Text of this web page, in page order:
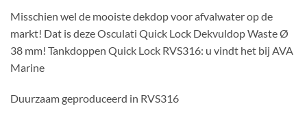
Misschien wel de mooiste dekdop voor afvalwater op de
markt! Dat is deze Osculati Quick Lock Dekvuldop Waste Ø
38 mm! Tankdoppen Quick Lock RVS316: u vindt het bij AVA
Marine
Duurzaam geproduceerd in RVS316